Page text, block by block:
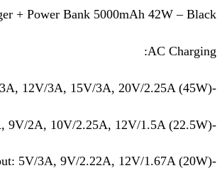
+ Power Bank 5000mAh 42W – Black
AC Charging:
-Type-C Cable Output: 5V/3A, 9V/3A, 12V/3A, 15V/3A, 20V/2.25A (45W)
-USB-A Port Output: 5V/3A, 9V/2A, 10V/2.25A, 12V/1.5A (22.5W)
-Type-C Port Output: 5V/3A, 9V/2.22A, 12V/1.67A (20W)